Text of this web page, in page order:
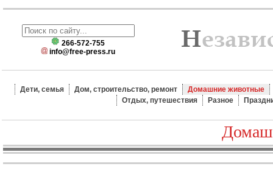
266-572-755
info@free-press.ru
Дети, семья Дом, строительство, ремонт
Домашние животные
Отдых, путешествия
Разное